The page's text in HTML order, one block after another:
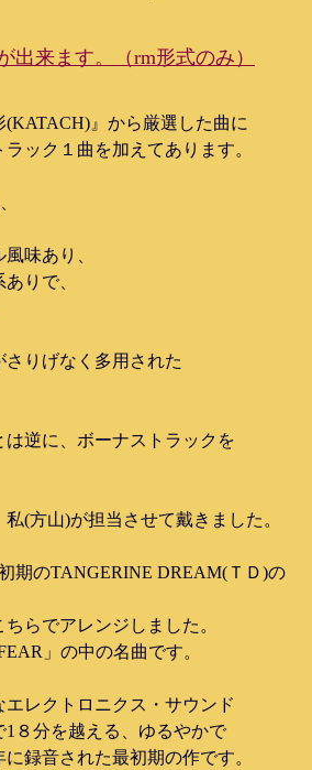
出来ます。（rm形式のみ）
』から厳選した曲に
ック１曲を加えてあります。
味あり、
りで、
りげなく多用された
逆に、ボーナストラックを
(方山)が担当させて戴きました。
期のTANGERINE DREAM(ＴＤ)の
らでアレンジしました。
」の中の名曲です。
レクトロニクス・サウンド
８分を越える、ゆるやかで
録音された最初期の作です。